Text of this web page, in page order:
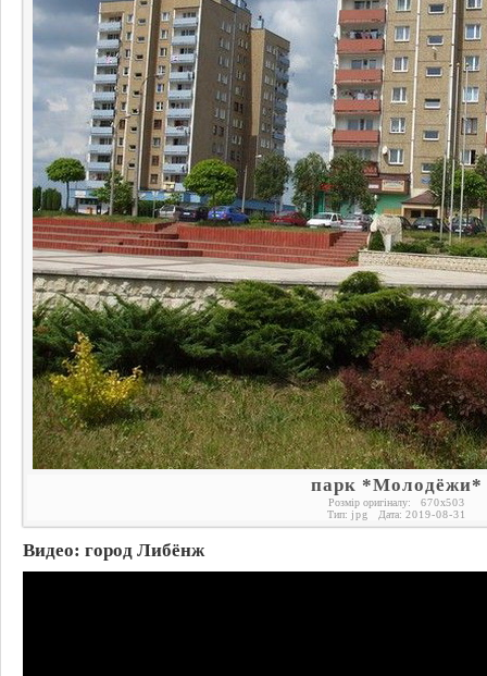
парк *Молодёжи*
Розмір оригіналу: 670x503
Тип: jpg Дата: 2019-08-31
Видео: город Либёнж